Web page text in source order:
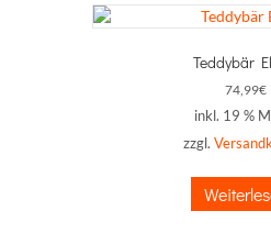
Teddybär
74,99€
inkl. 19 %
zzgl.